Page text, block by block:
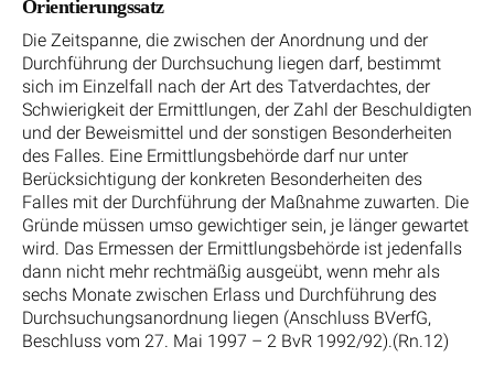
Orientierungssatz
Die Zeitspanne, die zwischen der Anordnung und der
Durchführung der Durchsuchung liegen darf, bestimmt
sich im Einzelfall nach der Art des Tatverdachtes, der
Schwierigkeit der Ermittlungen, der Zahl der Beschuldigten
und der Beweismittel und der sonstigen Besonderheiten
des Falles. Eine Ermittlungsbehörde darf nur unter
Berücksichtigung der konkreten Besonderheiten des
Falles mit der Durchführung der Maßnahme zuwarten. Die
Gründe müssen umso gewichtiger sein, je länger gewartet
wird. Das Ermessen der Ermittlungsbehörde ist jedenfalls
dann nicht mehr rechtmäßig ausgeübt, wenn mehr als
sechs Monate zwischen Erlass und Durchführung des
Durchsuchungsanordnung liegen (Anschluss BVerfG,
Beschluss vom 27. Mai 1997 – 2 BvR 1992/92).(Rn.12)